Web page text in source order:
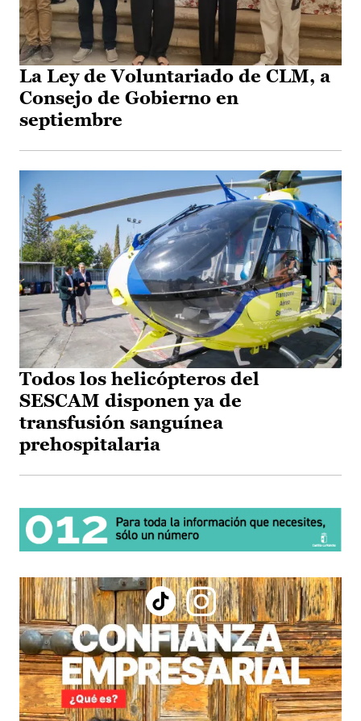
La Ley de Voluntariado de CLM, a
Consejo de Gobierno en
septiembre
Todos los helicópteros del
SESCAM disponen ya de
transfusión sanguínea
prehospitalaria